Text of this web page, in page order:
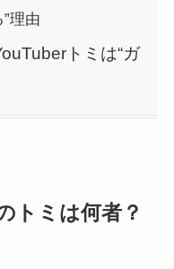
”理由
トミは“ガ
トミは何者？